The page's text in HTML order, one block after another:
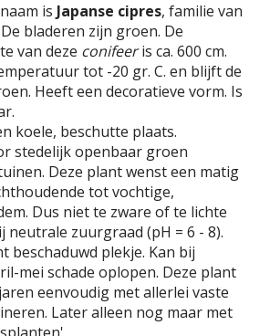
is Japanse cipres, familie van
bladeren zijn groen. De
van deze conifeeris ca. 600 cm.
tot -20 gr. C. en blijft de
Heeft een decoratieve vorm. Is
koele, beschutte plaats.
stedelijk openbaar groen
Deze plant wenst een matig
tot vochtige,
Dus niet te zware of te lichte
neutrale zuurgraad (pH = 6 - 8).
beschaduwd plekje. Kan bij
mei schade oplopen. Deze plant
eenvoudig met allerlei vaste
Later alleen nog maar met